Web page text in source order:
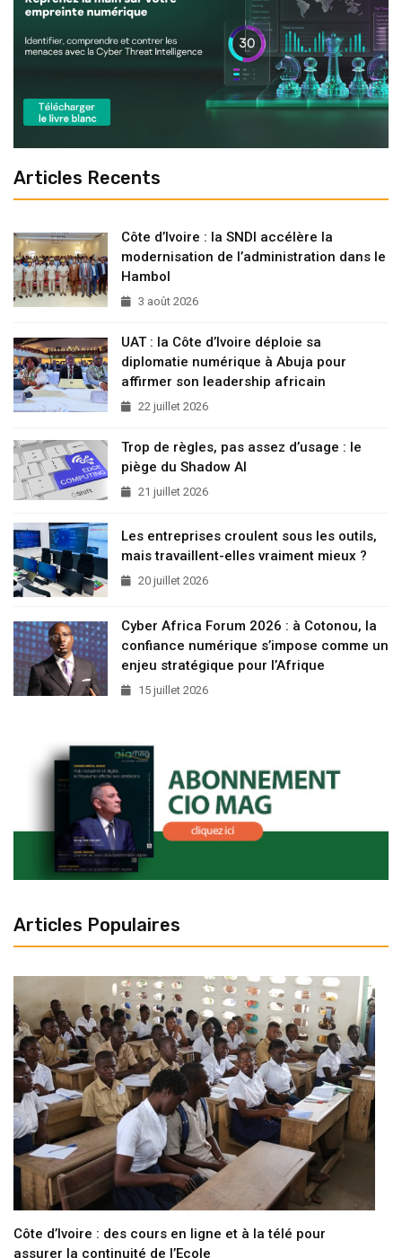
Articles Recents
Côte d’Ivoire : la SNDI accélère la
modernisation de l’administration dans le
Hambol
3 août 2026
UAT : la Côte d’Ivoire déploie sa
diplomatie numérique à Abuja pour
affirmer son leadership africain
22 juillet 2026
Trop de règles, pas assez d’usage : le
piège du Shadow AI
21 juillet 2026
Les entreprises croulent sous les outils,
mais travaillent-elles vraiment mieux ?
20 juillet 2026
Cyber Africa Forum 2026 : à Cotonou, la
confiance numérique s’impose comme un
enjeu stratégique pour l’Afrique
15 juillet 2026
Articles Populaires
Côte d’Ivoire : des cours en ligne et à la télé pour
assurer la continuité de l’Ecole